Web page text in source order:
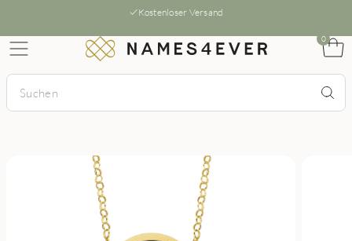
Kostenloser Versand
0